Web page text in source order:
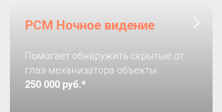
РСМ Ночное видение
Помогает обнаружить скрытые от
глаз механизатора объекты
250 000 руб.*